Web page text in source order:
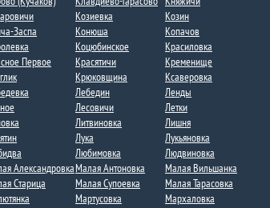
Козиевка
Козин
Заспа Конюша
Копачов
Коцюбинское
Красиловка
Первое​ Красятичи
Кременище
Крюковщина
Ксаверовка
Лебедин
Ленды​
Лесовичи
Летки​
Литвиновка​
Лишня
Лука
Лукьяновка
Любимовка
Людвиновка
АлександровкаМалая Антоновка
Малая Вильшанка
Старица Малая Супоевка
Малая Тарасовка
Мартусовка
Мархаловка